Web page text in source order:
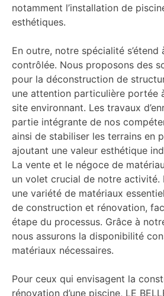
notamment l’installation de
esthétiques.
En outre, notre spécialité s’étend
contrôlée. Nous proposons des
pour la déconstruction de
une attention particulière portée
site environnant. Les travaux
partie intégrante de nos
ainsi de stabiliser les terrains en
ajoutant une valeur esthétique
La vente et le négoce de
un volet crucial de notre activité.
une variété de matériaux
de construction et rénovation,
étape du processus. Grâce à
nous assurons la disponibilité
matériaux nécessaires.
Pour ceux qui envisagent la
rénovation d’une piscine, LE